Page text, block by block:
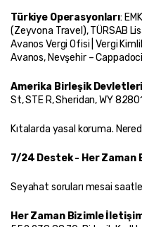
Türkiye Operasyonları:
(Zeyvona Travel), TÜRSAB
Avanos Vergi Ofisi | Vergi
Avanos, Nevşehir –
Amerika Birleşik
St, STE R, Sheridan, WY
Kıtalarda yasal koruma.
7/24 Destek - Her Zaman
Seyahat soruları mesai
Her Zaman Bizimle